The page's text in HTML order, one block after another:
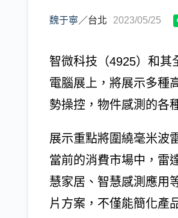
魏于寧 ／台北 2023/05/25
智微科技（4925）和其
電腦展上，將展示多種
勢操控，物件感測的各
展示重點將圍繞毫米波
當前的消費市場中，雷
慧家居、智慧感測應用
片方案，不僅能簡化產